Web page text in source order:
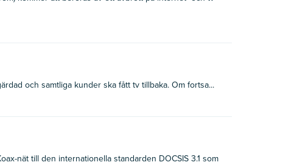
och samtliga kunder ska fått tv tillbaka. Om fortsa...
nät till den internationella standarden DOCSIS 3.1 som